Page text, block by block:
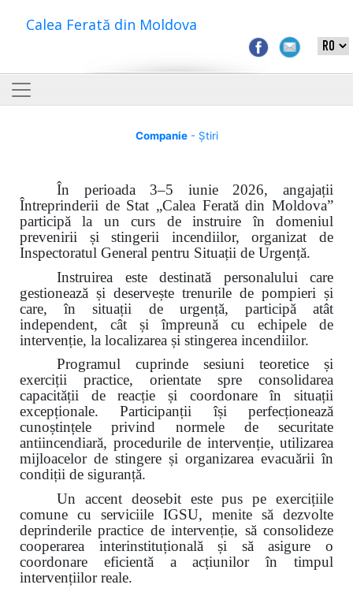
Calea Ferată din Moldova
Companie- Știri
În perioada 3–5 iunie 2026, angajații
Întreprinderii de Stat „Calea Ferată din Moldova”
participă la un curs de instruire în domeniul
prevenirii și stingerii incendiilor, organizat de
Inspectoratul General pentru Situații de Urgență.
Instruirea este destinată personalului care
gestionează și deservește trenurile de pompieri și
care, în situații de urgență, participă atât
independent, cât și împreună cu echipele de
intervenție, la localizarea și stingerea incendiilor.
Programul cuprinde sesiuni teoretice și
exerciții practice, orientate spre consolidarea
capacității de reacție și coordonare în situații
excepționale. Participanții își perfecționează
cunoștințele privind normele de securitate
antiincendiară, procedurile de intervenție, utilizarea
mijloacelor de stingere și organizarea evacuării în
condiții de siguranță.
Un accent deosebit este pus pe exercițiile
comune cu serviciile IGSU, menite să dezvolte
deprinderile practice de intervenție, să consolideze
cooperarea interinstituțională și să asigure o
coordonare eficientă a acțiunilor în timpul
intervențiilor reale.